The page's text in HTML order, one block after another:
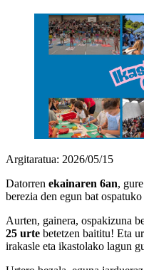
Argitaratua: 2026/05/15
Datorren ekainaren 6an,
berezia den egun bat
Aurten, gainera, ospakizuna
25 urte betetzen baititu! Eta
irakasle eta ikastolako lagun